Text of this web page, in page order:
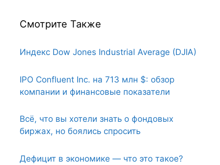
Смотрите Также
Индекс Dow Jones Industrial Average (DJIA)
IPO Confluent Inc. на 713 млн $: обзор
компании и финансовые показатели
Всё, что вы хотели знать о фондовых
биржах, но боялись спросить
Дефицит в экономике — что это такое?